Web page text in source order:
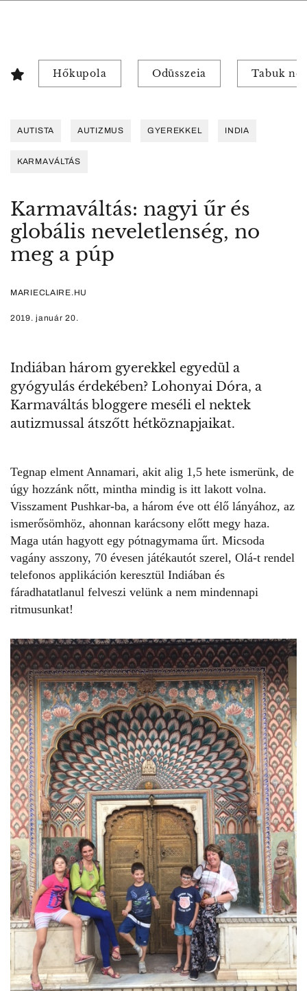
Hőkupola Odüsszeia Tabuk
AUTISTA AUTIZMUS GYEREKKEL INDIA
KARMAVÁLTÁS
Karmaváltás: nagyi űr és
globális neveletlenség, no
meg a púp
MARIECLAIRE.HU
2019. január 20.
Indiában három gyerekkel egyedül a
gyógyulás érdekében? Lohonyai Dóra, a
Karmaváltás bloggere meséli el nektek
autizmussal átszőtt hétköznapjaikat.
Tegnap elment Annamari, akit alig 1,5 hete ismerünk, de
úgy hozzánk nőtt, mintha mindig is itt lakott volna.
Visszament Pushkar-ba, a három éve ott élő lányához, az
ismerősömhöz, ahonnan karácsony előtt megy haza.
Maga után hagyott egy pótnagymama űrt. Micsoda
vagány asszony, 70 évesen játékautót szerel, Olá-t rendel
telefonos applikáción keresztül Indiában és
fáradhatatlanul felveszi velünk a nem mindennapi
ritmusunkat!